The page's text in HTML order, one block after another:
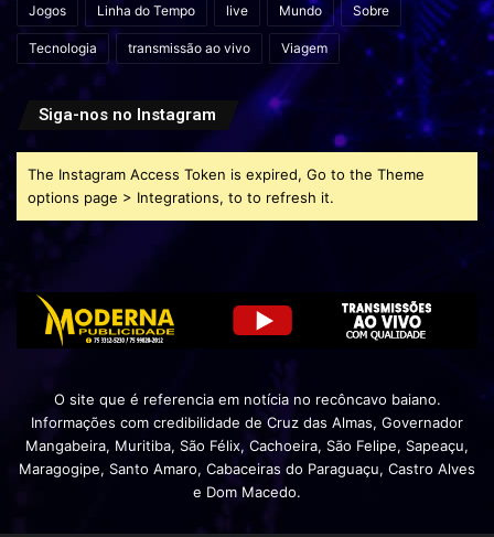
Jogos Linha do Tempo live Mundo Sobre
Tecnologia transmissão ao vivo Viagem
Siga-nos no Instagram
The Instagram Access Token is expired, Go to the Theme
options page > Integrations, to to refresh it.
O site que é referencia em notícia no recôncavo baiano.
Informações com credibilidade de Cruz das Almas, Governador
Mangabeira, Muritiba, São Félix, Cachoeira, São Felipe, Sapeaçu,
Maragogipe, Santo Amaro, Cabaceiras do Paraguaçu, Castro Alves
e Dom Macedo.